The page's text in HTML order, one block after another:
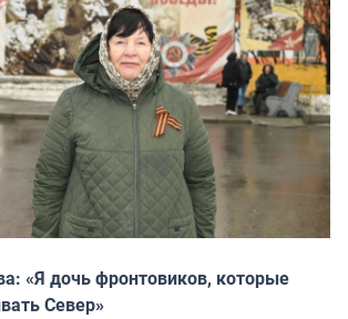
«Я дочь фронтовиков, которые
Север»